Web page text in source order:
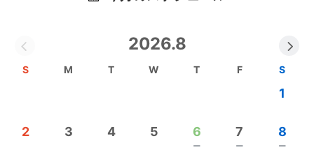
【ガラスフィルムにはこんな役割があります】
割った際、破片の飛散を防止し怪我を防ぎます。
・紫外線カット
肌はもちろん、家具、建具などの日焼けを軽減しま
2026.8
S M T W T F S
1
2 3 4 5 6
remove
7
remove
8
remove